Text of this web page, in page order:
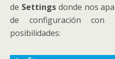
de Settingsdonde nos
de configuración
posibilidades: